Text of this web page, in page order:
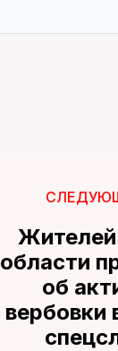
Жителей
области
об
вербовки